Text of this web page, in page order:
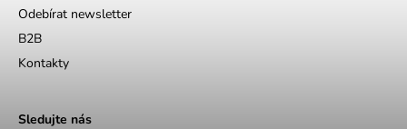
Odebírat newsletter
B2B
Kontakty
Sledujte nás